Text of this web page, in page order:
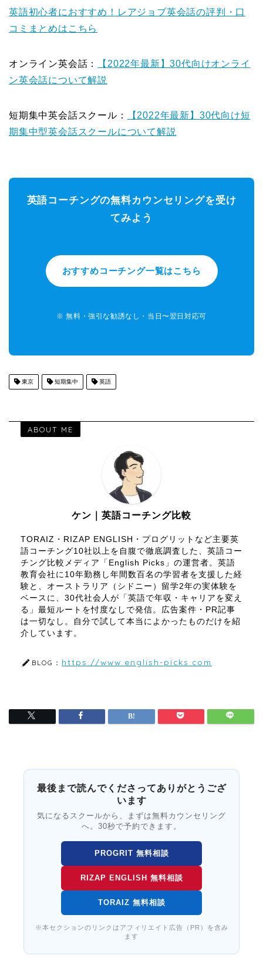
英語初心者におすすめ！レアジョブ英会話の評判・口
コミまとめはこちら
オンライン英会話：
【2022年最新】30代向けオンライ
ン英会話について解説
短期集中英会話スクール：
【2022年最新】30代向け短
期集中型英会話スクールについて解説
英語コーチングの無料カウンセリングを受け
てみよう
おすすめコーチング一覧はこちら
※ 無料・強引な勧誘なし・当日〜翌日対応可
東京 短期集中 英語
ABOUT ME
ケン｜英語コーチング比較
TORAIZ・RIZAP ENGLISH・プログリットなど主要英
語コーチング10社以上を自腹で徹底調査した、英語コー
チング比較メディア「English Picks」の運営者。英語
教育会社に10年勤務し年間数百名の学習者を支援した経
験と、オーストラリア（シドニー）留学2年の実体験を
ベースに、30代社会人が「英語で年収・キャリアを変え
る」最短ルートを忖度なしで発信。広告案件・PR記事
は一切なし。自分で試して本当によかったものだけを紹
介しています。
BLOG： https://www.english-picks.com
最後まで読んでくださってありがとうござ
います
気になるスクールから、まずは無料カウンセリング
へ。30秒で予約できます。
PROGRIT 無料相談
RIZAP ENGLISH 無料相談
TORAIZ 無料相談
※本セクションのリンクはアフィリエイト広告（PR）を含み
ます